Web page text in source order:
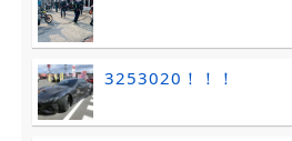
3253020！！！